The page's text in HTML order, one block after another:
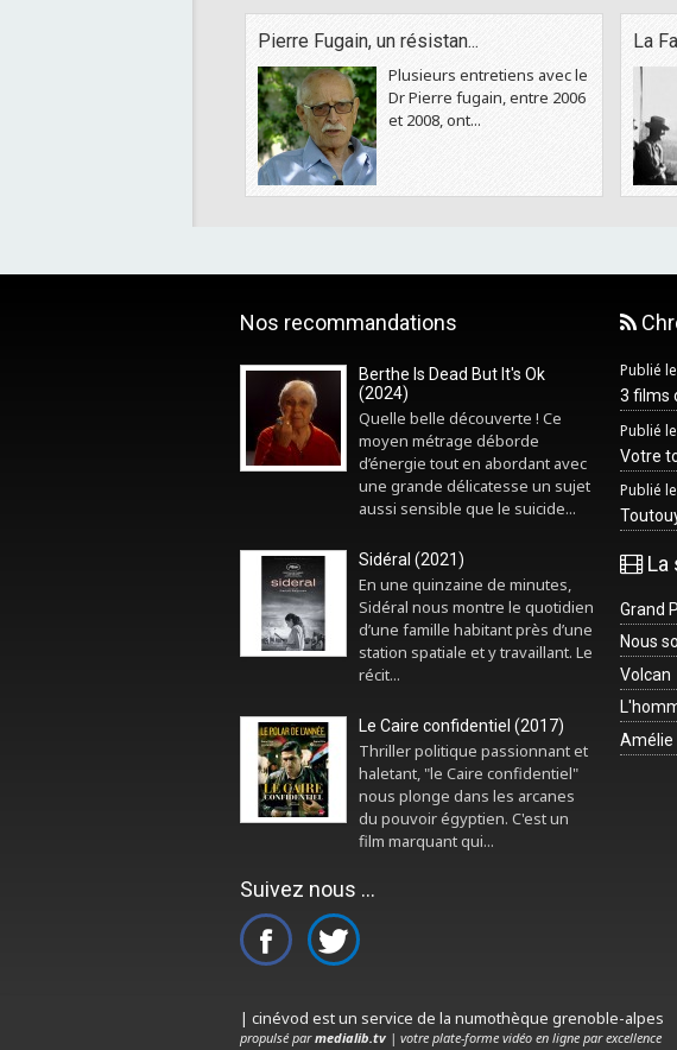
Pierre Fugain, un résistan...
Plusieurs entretiens avec le
Dr Pierre fugain, entre 2006
et 2008, ont...
La
Nos recommandations
Berthe Is Dead But It's Ok
(2024)
Quelle belle découverte ! Ce
moyen métrage déborde
d’énergie tout en abordant avec
une grande délicatesse un sujet
aussi sensible que le suicide...
Sidéral (2021)
En une quinzaine de minutes,
Sidéral nous montre le quotidien
d’une famille habitant près d’une
station spatiale et y travaillant. Le
récit...
Le Caire confidentiel (2017)
Thriller politique passionnant et
haletant, "le Caire confidentiel"
nous plonge dans les arcanes
du pouvoir égyptien. C'est un
film marquant qui...
Suivez nous ...
Publié
3 films
Publié
Votre
Publié
La
Grand
Nous
Volcan
Amélie
| cinévod est un service de la numothèque grenoble-alpes
propulsé parmedialib.tv | votre plate-forme vidéo en ligne par excellence